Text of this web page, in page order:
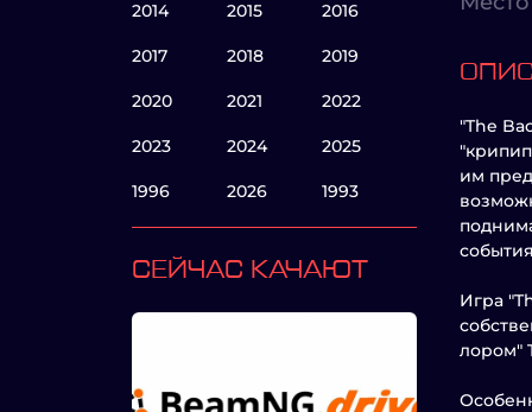
2014 2015 2016
2017 2018 2019
2020 2021 2022
2023 2024 2025
1996 2026 1993
СЕЙЧАС КАЧАЮТ
"The
им
Игра
лором"